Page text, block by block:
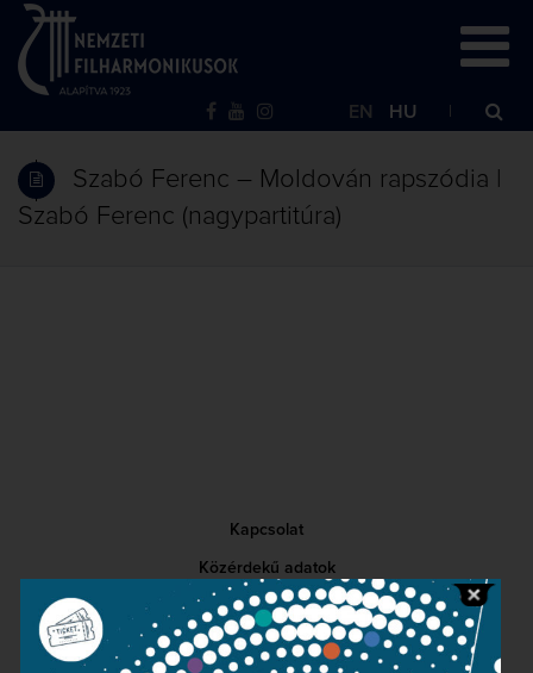
EN HU
Szabó Ferenc – Moldován rapszódia |
Szabó Ferenc (nagypartitúra)
Kapcsolat
Közérdekű adatok
Sajtószoba
Adatvédelem